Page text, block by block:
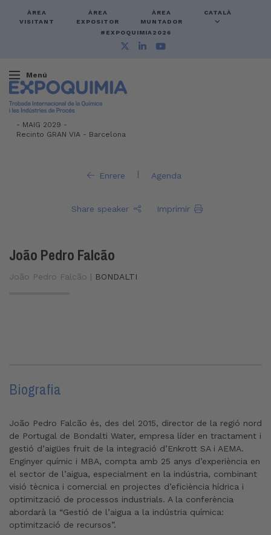
ÀREA
VISITANT
ÀREA
EXPOSITOR
ÀREA
MUNTADOR
CATALÀ
#EXPOQUIMIA2026
Menú
- MAIG 2029 -
Recinto GRAN VIA - Barcelona
Enrere | Agenda
Share speaker Imprimir
João Pedro Falcão
João Pedro Falcão | BONDALTI
Biografia
João Pedro Falcão és, des del 2015, director de la regió nord
de Portugal de Bondalti Water, empresa líder en tractament i
gestió d’aigües fruit de la integració d’Enkrott SA i AEMA.
Enginyer químic i MBA, compta amb 25 anys d’experiència en
el sector de l’aigua, especialment en la indústria, combinant
visió tècnica i comercial en projectes d’eficiència hídrica i
optimització de processos industrials. A la conferència
abordarà la “Gestió de l’aigua a la indústria química:
optimització de recursos”.